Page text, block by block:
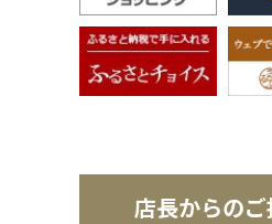
店長からの